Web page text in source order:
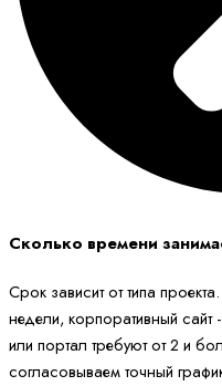
Сколько времени
Срок зависит от типа
недели, корпоративный сайт
или портал требуют от 2 и
согласовываем точный